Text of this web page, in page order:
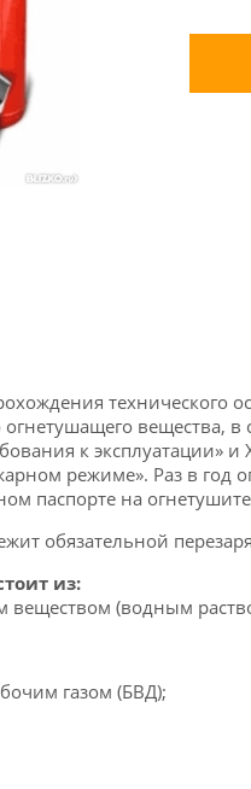
технического
вещества,
к эксплуатации»
режиме». Раз в год
паспорте на
обязательной
из:
(водным
газом (БВД);